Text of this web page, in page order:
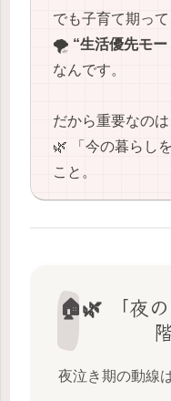
でも子育て期って
🌪️ “生活優先モー
なんです。
だから重要なのは
🌿 「今の暮らし
こと。
🏠🌿 「夜
夜泣き期の動線